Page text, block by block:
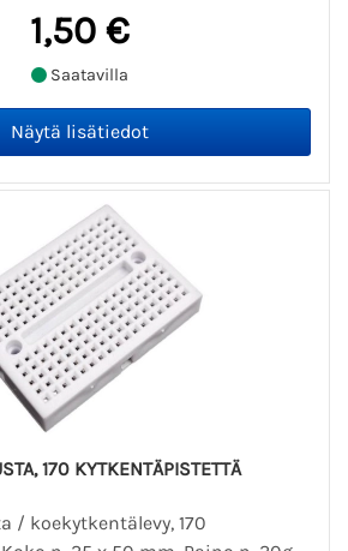
1,50 €
Saatavilla
170 KYTKENTÄPISTETTÄ
/ koekytkentälevy, 170